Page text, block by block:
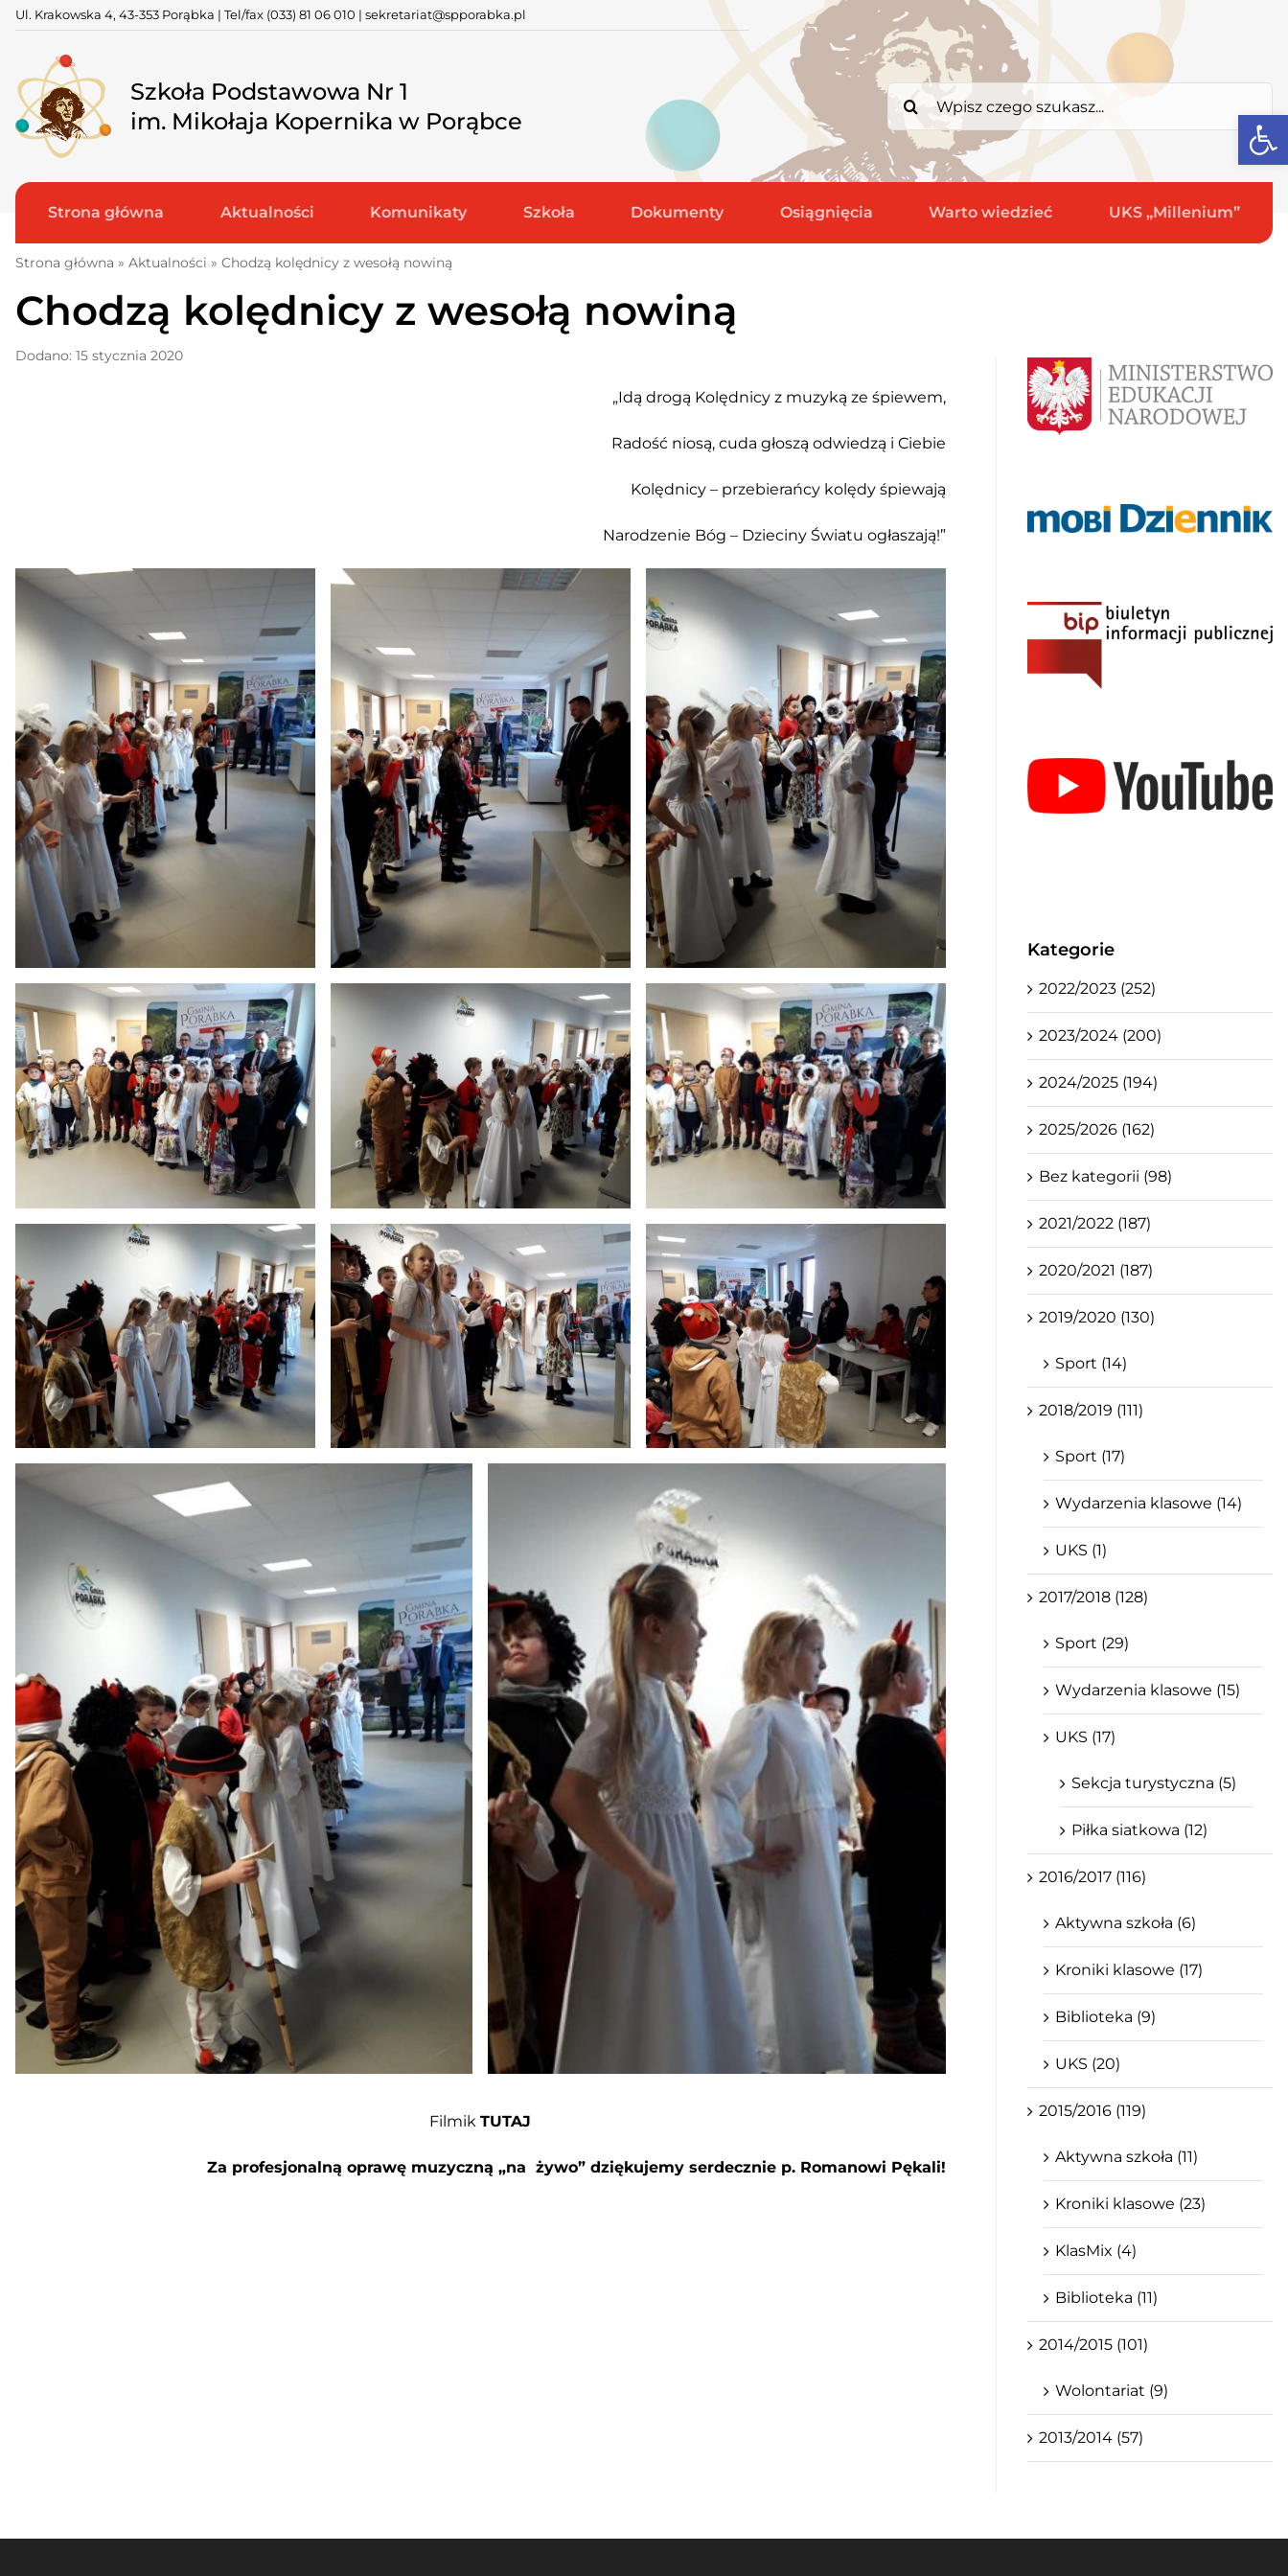
Skip
content
Ul. Krakowska 4, 43-353 Porąbka | Tel/fax (033) 81 06 010 | sekretariat@spporabka.pl
Szkoła Podstawowa Nr 1
im. Mikołaja Kopernika w Porąbce
Search
Strona główna Aktualności Komunikaty Szkoła Dokumenty Osiągnięcia Warto wiedzieć UKS „Millenium”
Strona główna » Aktualności » Chodzą kolędnicy z wesołą nowiną
Chodzą kolędnicy z wesołą nowiną
Dodano: 15 stycznia 2020
„Idą drogą Kolędnicy z muzyką ze śpiewem,
Radość niosą, cuda głoszą odwiedzą i Ciebie
Kolędnicy – przebierańcy kolędy śpiewają
Narodzenie Bóg – Dzieciny Światu ogłaszają!”
FilmikTUTAJ
Za profesjonalną oprawę muzyczną „na żywo” dziękujemy serdecznie p. Romanowi Pękali!
Kategorie
2022/2023 (252)
2023/2024 (200)
2024/2025 (194)
2025/2026 (162)
Bez kategorii (98)
2021/2022 (187)
2020/2021 (187)
2019/2020 (130)
Sport (14)
2018/2019 (111)
Sport (17)
Wydarzenia klasowe (14)
UKS (1)
2017/2018 (128)
Sport (29)
Wydarzenia klasowe (15)
UKS (17)
Sekcja turystyczna (5)
Piłka siatkowa (12)
2016/2017 (116)
Aktywna szkoła (6)
Kroniki klasowe (17)
Biblioteka (9)
UKS (20)
2015/2016 (119)
Aktywna szkoła (11)
Kroniki klasowe (23)
KlasMix (4)
Biblioteka (11)
2014/2015 (101)
Wolontariat (9)
2013/2014 (57)